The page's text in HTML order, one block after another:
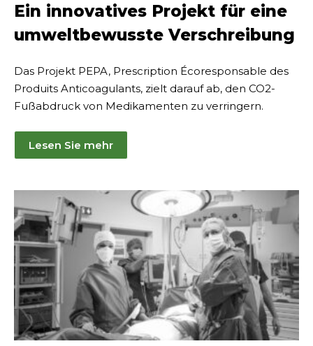
Ein innovatives Projekt für eine
umweltbewusste Verschreibung
Das Projekt PEPA, Prescription Écoresponsable des
Produits Anticoagulants, zielt darauf ab, den CO2-
Fußabdruck von Medikamenten zu verringern.
Lesen Sie mehr